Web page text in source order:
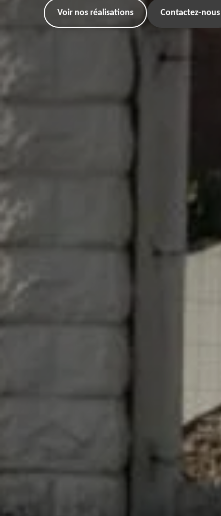
Voir nos réalisations Contactez-nous